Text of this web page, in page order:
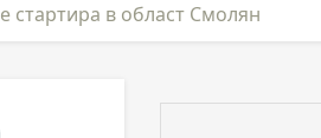
стартира в област Смолян